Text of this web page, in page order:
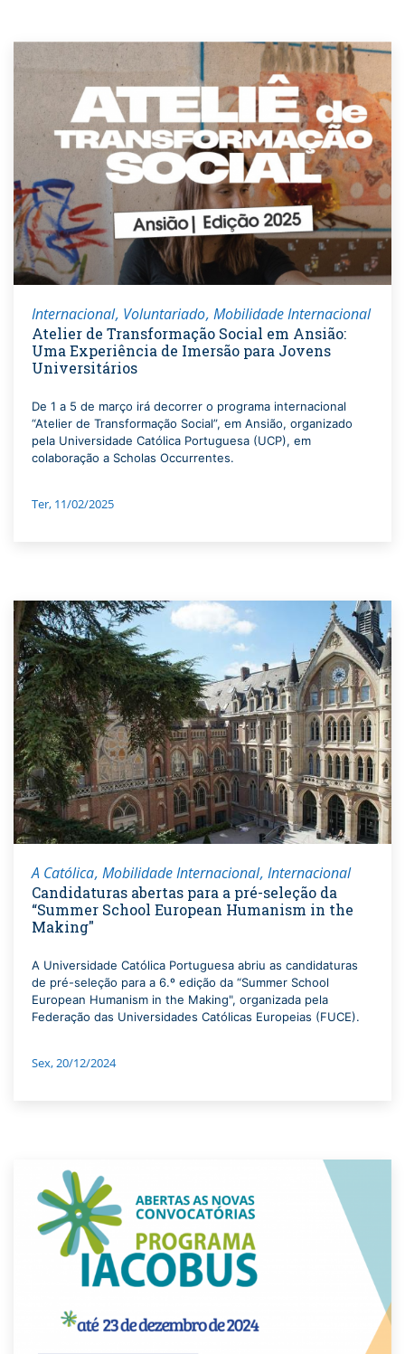
Internacional Voluntariado Mobilidade Internacional
Atelier de Transformação Social em Ansião:
Uma Experiência de Imersão para Jovens
Universitários
De 1 a 5 de março irá decorrer o programa internacional
“Atelier de Transformação Social”, em Ansião, organizado
pela Universidade Católica Portuguesa (UCP), em
colaboração a Scholas Occurrentes.
Ter, 11/02/2025
A Católica Mobilidade Internacional Internacional
Candidaturas abertas para a pré-seleção da
“Summer School European Humanism in the
Making"
A Universidade Católica Portuguesa abriu as candidaturas
de pré-seleção para a 6.º edição da “Summer School
European Humanism in the Making", organizada pela
Federação das Universidades Católicas Europeias (FUCE).
Sex, 20/12/2024